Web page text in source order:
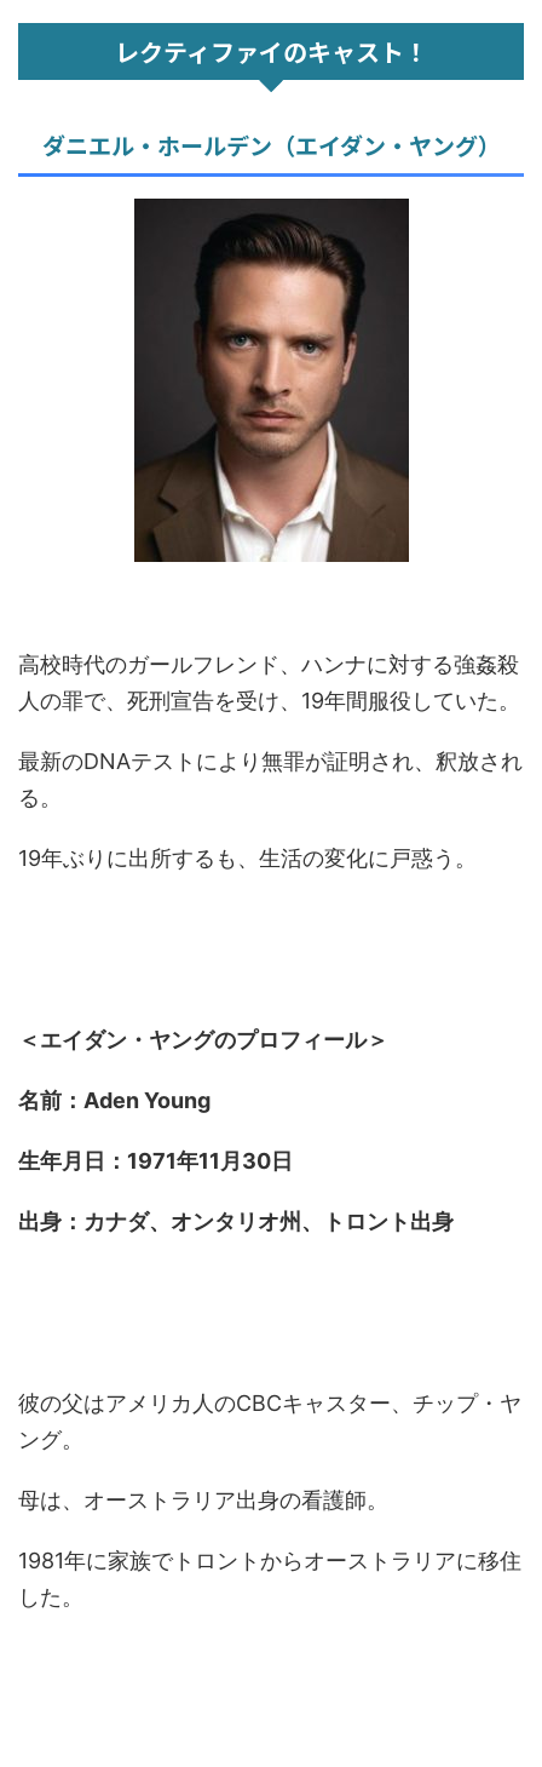
レクティファイのキャスト！
ダニエル・ホールデン（エイダン・ヤング）
高校時代のガールフレンド、ハンナに対する強姦殺
人の罪で、死刑宣告を受け、19年間服役していた。
最新のDNAテストにより無罪が証明され、釈放され
る。
19年ぶりに出所するも、生活の変化に戸惑う。
＜エイダン・ヤングのプロフィール＞
名前：Aden Young
生年月日：1971年11月30日
出身：カナダ、オンタリオ州、トロント出身
彼の父はアメリカ人のCBCキャスター、チップ・ヤ
ング。
母は、オーストラリア出身の看護師。
1981年に家族でトロントからオーストラリアに移住
した。